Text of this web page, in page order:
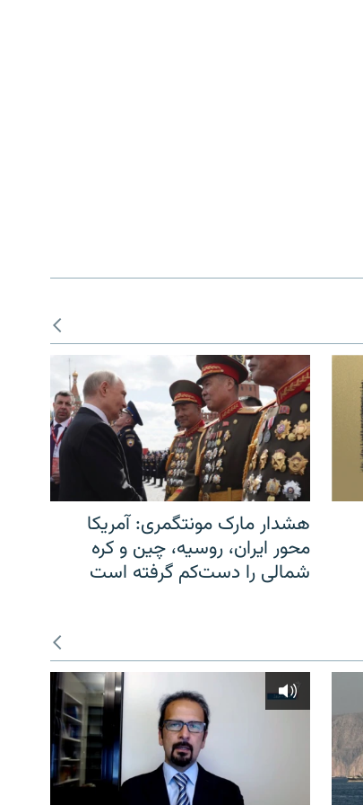
هشدار مارک مونتگمری: آمریکا
محور ایران، روسیه، چین و کره
شمالی را دست‌کم گرفته است